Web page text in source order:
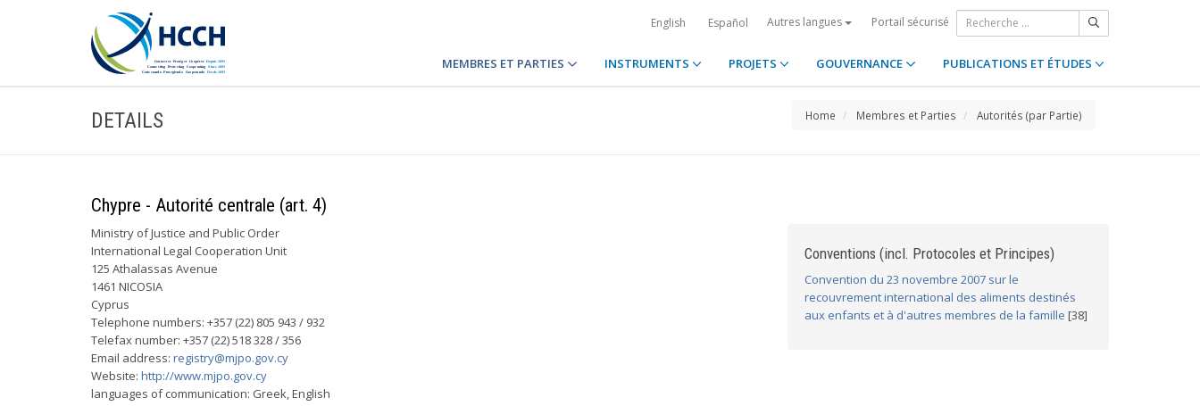
English Español Autres langues Portail sécurisé
MEMBRES ET PARTIES INSTRUMENTS PROJETS GOUVERNANCE PUBLICATIONS ET ÉTUDES
DETAILS Home Membres et Parties Autorités (par Partie)
Chypre - Autorité centrale (art. 4)
Ministry of Justice and Public Order
International Legal Cooperation Unit
125 Athalassas Avenue
1461 NICOSIA
Cyprus
Telephone numbers: +357 (22) 805 943 / 932
Telefax number: +357 (22) 518 328 / 356
Email address: registry@mjpo.gov.cy
Website: http://www.mjpo.gov.cy
languages of communication: Greek, English
Conventions (incl. Protocoles et Principes)
Convention du 23 novembre 2007 sur le
recouvrement international des aliments destinés
aux enfants et à d'autres membres de la famille [38]